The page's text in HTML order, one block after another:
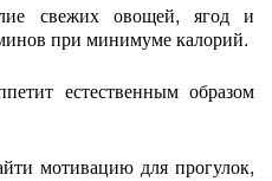
свежиховощей, ягоди
при минимумекалорий.
естественнымобразом
мотивациюдляпрогулок,